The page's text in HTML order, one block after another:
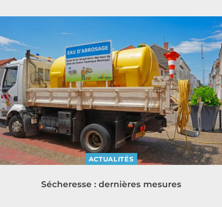
ACTUALITÉS
Sécheresse : dernières mesures